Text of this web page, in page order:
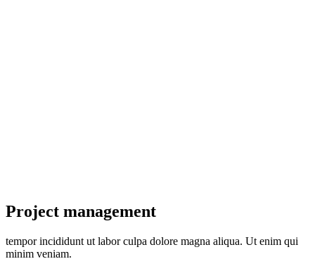
Project management
tempor incididunt ut labor culpa dolore magna aliqua. Ut enim qui
minim veniam.